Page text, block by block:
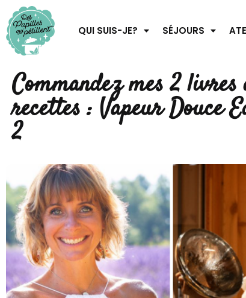
QUI SUIS-JE? SÉJOURS
Commandez mes 2 livres
recettes : Vapeur Douce
2